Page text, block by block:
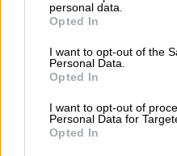
grant or deny consent to
use your data for below
consent section.
personal data.
Opted In
I want to opt-out of the
Personal Data.
Opted In
I want to opt-out of
Personal Data for
Opted In
από βίντεο με
τηλεοπτικού
Η αποστολή της
Διάσωσης
εκπαιδευμένους
Ελλάδα, με σκύλο